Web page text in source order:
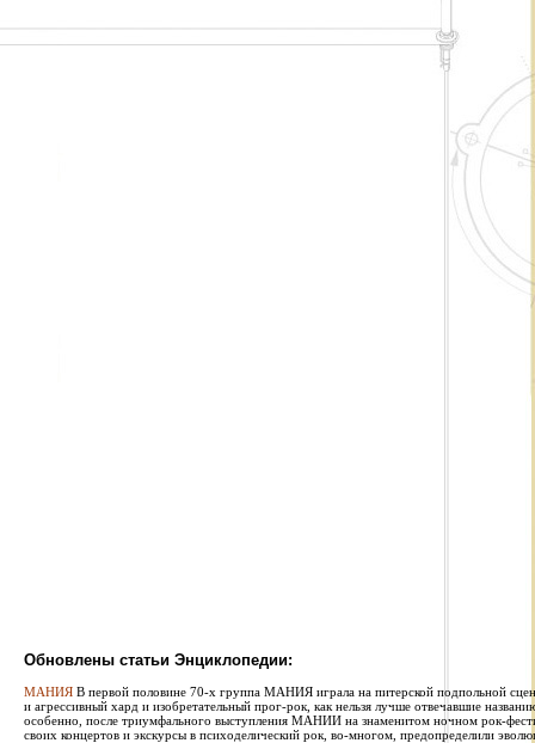
Обновлены статьи Энциклопедии:
МАНИЯ В первой половине 70-х группа МАНИЯ играла на питерской подпольной
и агрессивный хард и изобретательный прог-рок, как нельзя лучше отвечавшие
особенно, после триумфального выступления МАНИИ на знаменитом ночном рок-
своих концертов и экскурсы в психоделический рок, во-многом, предопределили